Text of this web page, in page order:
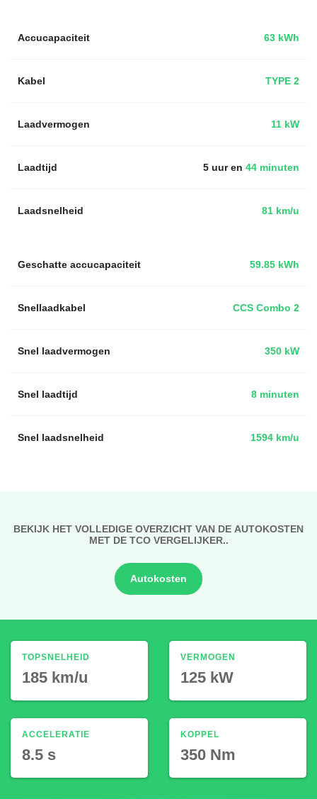
Accucapaciteit 63 kWh
Kabel TYPE 2
Laadvermogen 11 kW
Laadtijd 5 uur en 44 minuten
Laadsnelheid 81 km/u
59.85 kWh
Geschatte accucapaciteit
Snellaadkabel CCS Combo 2
Snel laadvermogen 350 kW
Snel laadtijd 8 minuten
Snel laadsnelheid 1594 km/u
BEKIJK HET VOLLEDIGE OVERZICHT VAN DE AUTOKOSTEN
MET DE TCO VERGELIJKER..
Autokosten
TOPSNELHEID
185 km/u
ACCELERATIE
8.5 s
VERMOGEN
125 kW
KOPPEL
350 Nm